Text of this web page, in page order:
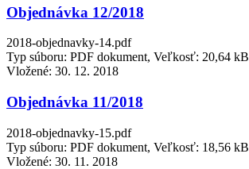
Objednávka 12/2018
2018-objednavky-14.pdf
Typ súboru: PDF dokument, Veľkosť: 20,64 kB
Vložené: 30. 12. 2018
Objednávka 11/2018
2018-objednavky-15.pdf
Typ súboru: PDF dokument, Veľkosť: 18,56 kB
Vložené: 30. 11. 2018